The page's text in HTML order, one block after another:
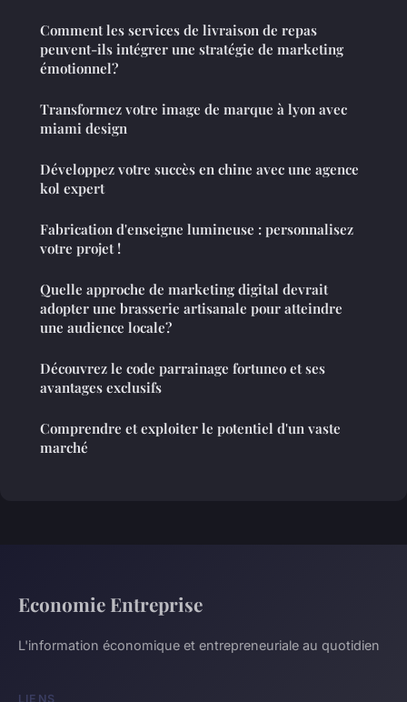
Comment les services de livraison de repas
peuvent-ils intégrer une stratégie de marketing
émotionnel?
Transformez votre image de marque à lyon avec
miami design
Développez votre succès en chine avec une agence
kol expert
Fabrication d'enseigne lumineuse : personnalisez
votre projet !
Quelle approche de marketing digital devrait
adopter une brasserie artisanale pour atteindre
une audience locale?
Découvrez le code parrainage fortuneo et ses
avantages exclusifs
Comprendre et exploiter le potentiel d'un vaste
marché
Economie Entreprise
L'information économique et entrepreneuriale au quotidien
LIENS